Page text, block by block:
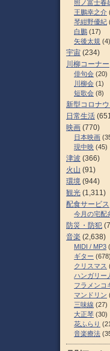
照ノ富士春
王鵬幸之介
琴紺野優紀
白鵬 (17)
矢後太規 (4)
宇宙 (234)
川柳コーナー
俳句会 (20)
川柳会 (1)
短歌会 (8)
新型コロナ
日常生活
映画 (770)
日本映画
現中映 (45)
津波 (366)
火山 (91)
環境 (944)
観光 (1,311)
配食サービス
今月の宅配
防災・防犯
音楽 (2,638)
MIDI / MP3
ギター (678)
クリスマス
ハンガリー
フラメンコ
マンドリン
三味線 (27)
大正琴 (30)
花ふらり
音楽療法